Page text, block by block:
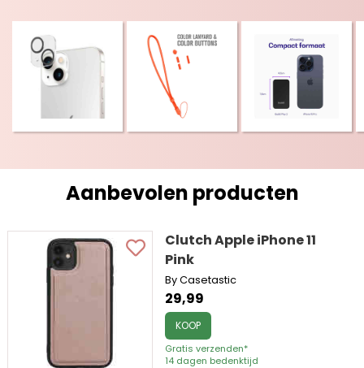
Aanbevolen producten
Clutch Apple iPhone 11
Pink
By Casetastic
29,99
KOOP
Gratis verzenden*
14 dagen bedenktijd